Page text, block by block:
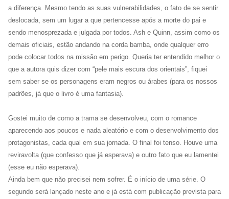
a diferença. Mesmo tendo as suas vulnerabilidades, o fato de se sentir
deslocada, sem um lugar a que pertencesse após a morte do pai e
sendo menosprezada e julgada por todos. Ash e Quinn, assim como os
demais oficiais, estão andando na corda bamba, onde qualquer erro
pode colocar todos na missão em perigo. Queria ter entendido melhor o
que a autora quis dizer com “pele mais escura dos orientais”, fiquei
sem saber se os personagens eram negros ou árabes (para os nossos
padrões, já que o livro é uma fantasia).
Gostei muito de como a trama se desenvolveu, com o romance
aparecendo aos poucos e nada aleatório e com o desenvolvimento dos
protagonistas, cada qual em sua jornada. O final foi tenso. Houve uma
reviravolta (que confesso que já esperava) e outro fato que eu lamentei
(esse eu não esperava).
Ainda bem que não precisei nem sofrer. É o início de uma série. O
segundo será lançado neste ano e já está com publicação prevista para